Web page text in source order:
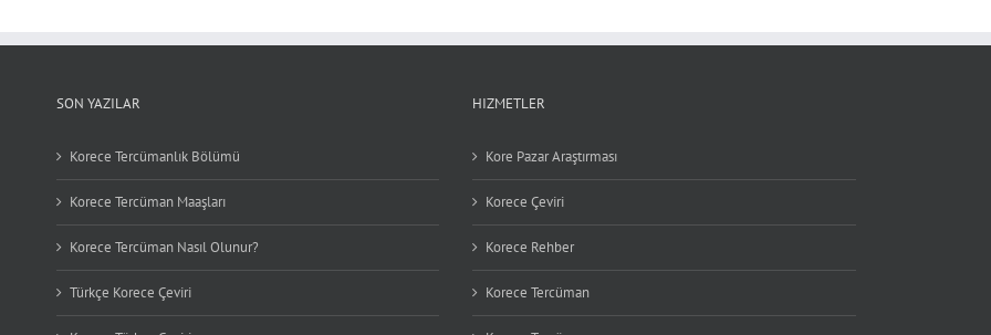
SON YAZILAR
Korece Tercümanlık Bölümü
Korece Tercüman Maaşları
Korece Tercüman Nasıl Olunur?
Türkçe Korece Çeviri
HIZMETLER
Kore Pazar Araştırması
Korece Çeviri
Korece Rehber
Korece Tercüman